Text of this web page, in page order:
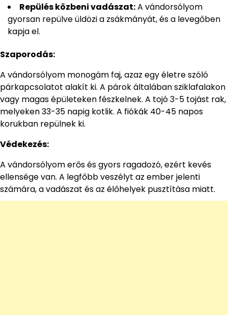
Repülés közbeni vadászat:A vándorsólyom
gyorsan repülve üldözi a zsákmányát, és a levegőben
kapja el.
Szaporodás:
A vándorsólyom monogám faj, azaz egy életre szóló
párkapcsolatot alakít ki. A párok általában sziklafalakon
vagy magas épületeken fészkelnek. A tojó 3-5 tojást rak,
melyeken 33-35 napig kotlik. A fiókák 40-45 napos
korukban repülnek ki.
Védekezés:
A vándorsólyom erős és gyors ragadozó, ezért kevés
ellensége van. A legfőbb veszélyt az ember jelenti
számára, a vadászat és az élőhelyek pusztítása miatt.